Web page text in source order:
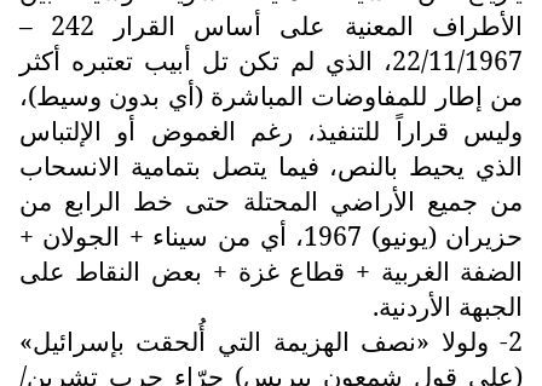
الأطراف المعنية على أساس القرار 242 –
22/11/1967، الذي لم تكن تل أبيب تعتبره أكثر
من إطار للمفاوضات المباشرة (أي بدون وسيط)،
وليس قراراً للتنفيذ، رغم الغموض أو الإلتباس
الذي يحيط بالنص، فيما يتصل بتمامية الانسحاب
من جميع الأراضي المحتلة حتى خط الرابع من
حزيران (يونيو) 1967، أي من سيناء + الجولان +
الضفة الغربية + قطاع غزة + بعض النقاط على
الجبهة الأردنية.
2- ولولا «نصف الهزيمة التي أُلحقت بإسرائيل»
(على قول شمعون بيريس) جرّاء حرب تشرين/